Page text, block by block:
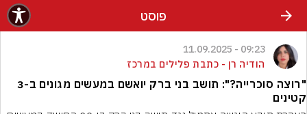
פוסט
09:23 - 11.09.2025
הודיה רן - כתבת פלילים במרכז
"רוצה סוכרייה?": תושב בני ברק יואשם במעשים מגונים ב-3
קטינים